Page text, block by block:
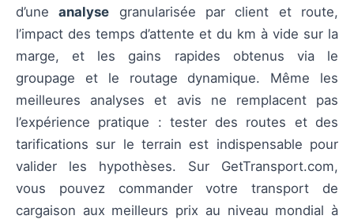
d’uneanalyse granularisée par client et route,
l’impact des temps d’attente et du km à vide sur la
marge, et les gains rapides obtenus via le
groupage et le routage dynamique. Même les
meilleures analyses et avis ne remplacent pas
l’expérience pratique : tester des routes et des
tarifications sur le terrain est indispensable pour
valider les hypothèses. Sur GetTransport.com,
vous pouvez commander votre transport de
cargaison aux meilleurs prix au niveau mondial à